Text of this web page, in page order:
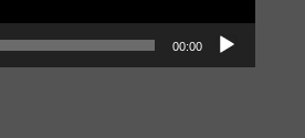
00:00